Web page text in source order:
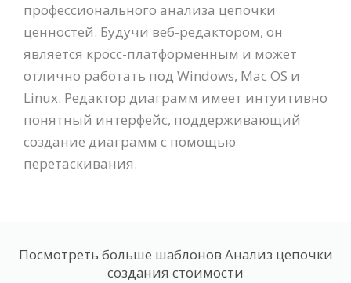
профессионального анализа цепочки
ценностей. Будучи веб-редактором, он
является кросс-платформенным и может
отлично работать под Windows, Mac OS и
Linux. Редактор диаграмм имеет интуитивно
понятный интерфейс, поддерживающий
создание диаграмм с помощью
перетаскивания.
Посмотреть больше шаблонов Анализ цепочки
создания стоимости